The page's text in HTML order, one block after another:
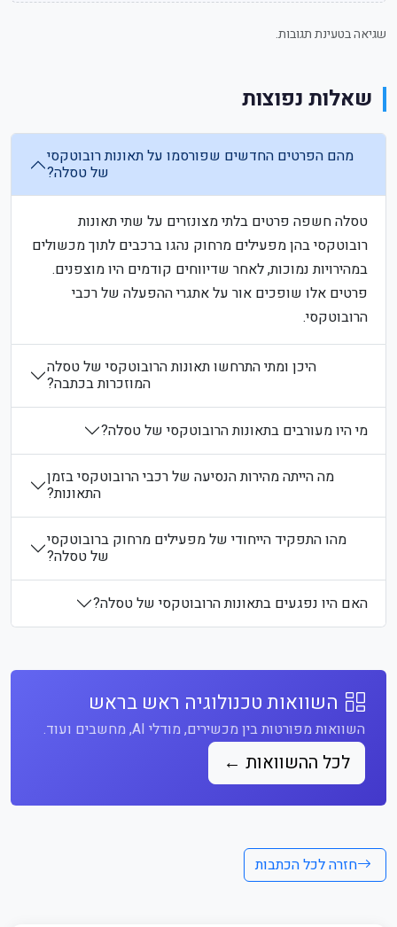
שגיאה בטעינת תגובות.
שאלות נפוצות
מהם הפרטים החדשים שפורסמו על תאונות רובוטקסי
של טסלה?
טסלה חשפה פרטים בלתי מצונזרים על שתי תאונות
רובוטקסי בהן מפעילים מרחוק נהגו ברכבים לתוך מכשולים
במהירויות נמוכות, לאחר שדיווחים קודמים היו מוצפנים.
פרטים אלו שופכים אור על אתגרי ההפעלה של רכבי
הרובוטקסי.
היכן ומתי התרחשו תאונות הרובוטקסי של טסלה
המוזכרות בכתבה?
מי היו מעורבים בתאונות הרובוטקסי של טסלה?
מה הייתה מהירות הנסיעה של רכבי הרובוטקסי בזמן
התאונות?
מהו התפקיד הייחודי של מפעילים מרחוק ברובוטקסי
של טסלה?
האם היו נפגעים בתאונות הרובוטקסי של טסלה?
השוואות טכנולוגיה ראש בראש
השוואות מפורטות בין מכשירים, מודלי AI, מחשבים ועוד.
לכל ההשוואות ←
חזרה לכל הכתבות